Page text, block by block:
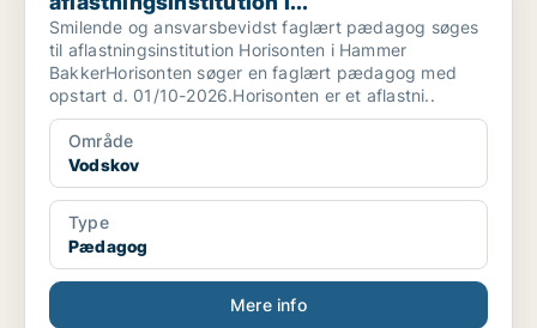
Smilende og ansvarsbevidst faglært pædagog søges
til aflastningsinstitution Horisonten i Hammer
BakkerHorisonten søger en faglært pædagog med
opstart d. 01/10-2026.Horisonten er et aflastni..
Område
Vodskov
Type
Pædagog
Mere info